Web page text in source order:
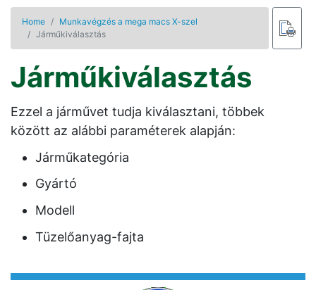
Home
Munkavégzés a mega macs X-szel
Járműkiválasztás
Járműkiválasztás
Ezzel a járművet tudja kiválasztani, többek
között az alábbi paraméterek alapján:
Járműkategória
Gyártó
Modell
Tüzelőanyag-fajta